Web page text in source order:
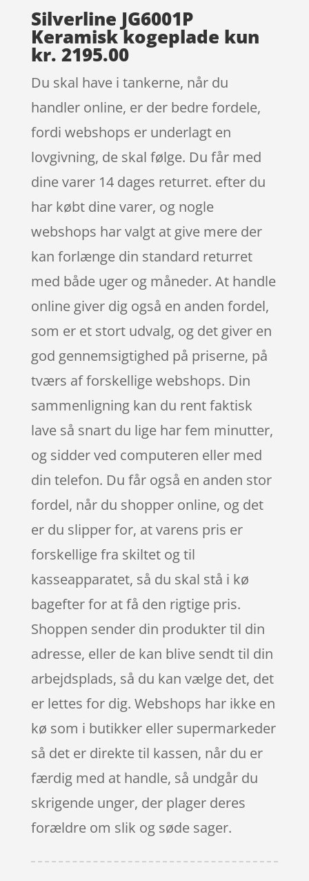
Silverline JG6001P
Keramisk kogeplade kun
kr. 2195.00
Du skal have i tankerne, når du
handler online, er der bedre fordele,
fordi webshops er underlagt en
lovgivning, de skal følge. Du får med
dine varer 14 dages returret. efter du
har købt dine varer, og nogle
webshops har valgt at give mere der
kan forlænge din standard returret
med både uger og måneder. At handle
online giver dig også en anden fordel,
som er et stort udvalg, og det giver en
god gennemsigtighed på priserne, på
tværs af forskellige webshops. Din
sammenligning kan du rent faktisk
lave så snart du lige har fem minutter,
og sidder ved computeren eller med
din telefon. Du får også en anden stor
fordel, når du shopper online, og det
er du slipper for, at varens pris er
forskellige fra skiltet og til
kasseapparatet, så du skal stå i kø
bagefter for at få den rigtige pris.
Shoppen sender din produkter til din
adresse, eller de kan blive sendt til din
arbejdsplads, så du kan vælge det, det
er lettes for dig. Webshops har ikke en
kø som i butikker eller supermarkeder
så det er direkte til kassen, når du er
færdig med at handle, så undgår du
skrigende unger, der plager deres
forældre om slik og søde sager.